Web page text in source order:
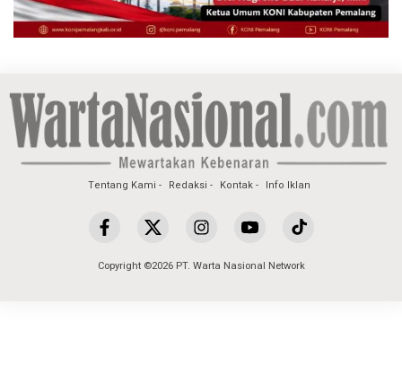
Tentang Kami Redaksi Kontak Info Iklan
Copyright ©2026 PT. Warta Nasional Network